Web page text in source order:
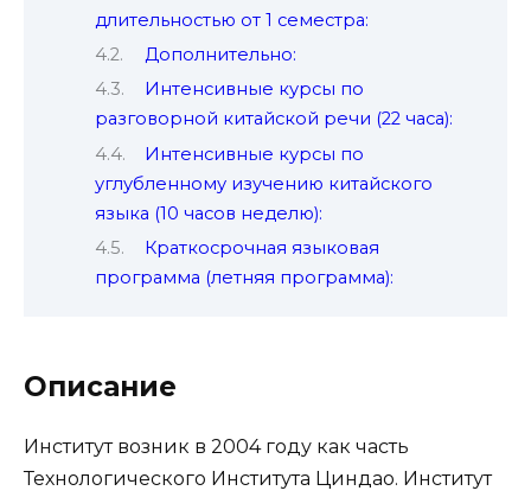
длительностью от 1 семестра:
Дополнительно:
Интенсивные курсы по
разговорной китайской речи (22 часа):
Интенсивные курсы по
углубленному изучению китайского
языка (10 часов неделю):
Краткосрочная языковая
программа (летняя программа):
Описание
Институт возник в 2004 году как часть
Технологического Института Циндао. Институт